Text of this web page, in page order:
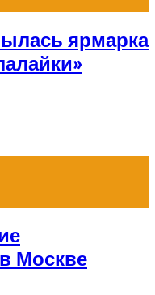
ярмарка
Москве